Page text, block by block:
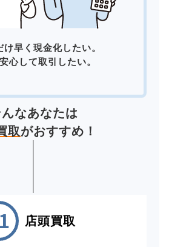
け早く現金化したい。
心して取引したい。
なあなたは
取がおすすめ！
店頭買取